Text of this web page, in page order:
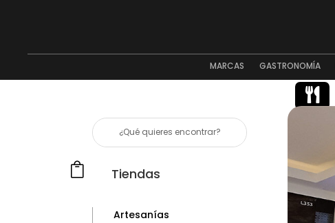
MARCAS GASTRONOMÍA
 Tiendas
Artesanías
